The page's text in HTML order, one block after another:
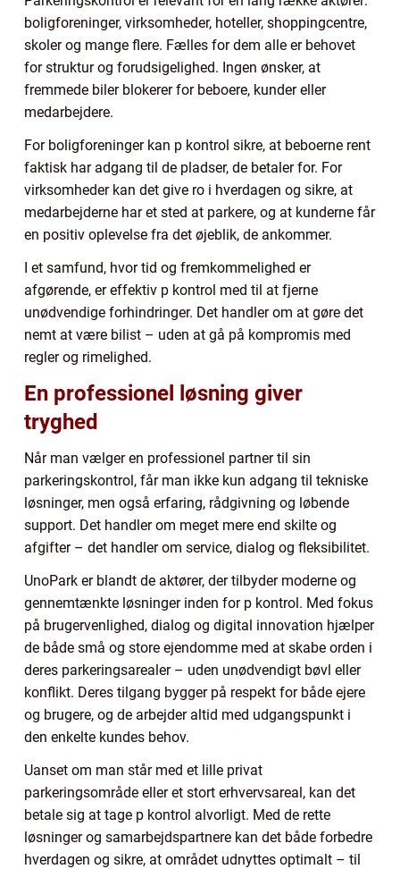
boligforeninger, virksomheder, hoteller, shoppingcentre,
skoler og mange flere. Fælles for dem alle er behovet
for struktur og forudsigelighed. Ingen ønsker, at
fremmede biler blokerer for beboere, kunder eller
medarbejdere.
For boligforeninger kan p kontrol sikre, at beboerne rent
faktisk har adgang til de pladser, de betaler for. For
virksomheder kan det give ro i hverdagen og sikre, at
medarbejderne har et sted at parkere, og at kunderne får
en positiv oplevelse fra det øjeblik, de ankommer.
I et samfund, hvor tid og fremkommelighed er
afgørende, er effektiv p kontrol med til at fjerne
unødvendige forhindringer. Det handler om at gøre det
nemt at være bilist – uden at gå på kompromis med
regler og rimelighed.
En professionel løsning giver
tryghed
Når man vælger en professionel partner til sin
parkeringskontrol, får man ikke kun adgang til tekniske
løsninger, men også erfaring, rådgivning og løbende
support. Det handler om meget mere end skilte og
afgifter – det handler om service, dialog og fleksibilitet.
UnoPark er blandt de aktører, der tilbyder moderne og
gennemtænkte løsninger inden for p kontrol. Med fokus
på brugervenlighed, dialog og digital innovation hjælper
de både små og store ejendomme med at skabe orden i
deres parkeringsarealer – uden unødvendigt bøvl eller
konflikt. Deres tilgang bygger på respekt for både ejere
og brugere, og de arbejder altid med udgangspunkt i
den enkelte kundes behov.
Uanset om man står med et lille privat
parkeringsområde eller et stort erhvervsareal, kan det
betale sig at tage p kontrol alvorligt. Med de rette
løsninger og samarbejdspartnere kan det både forbedre
hverdagen og sikre, at området udnyttes optimalt – til